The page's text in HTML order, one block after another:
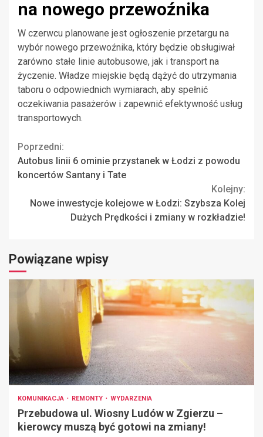
na nowego przewoźnika
W czerwcu planowane jest ogłoszenie przetargu na
wybór nowego przewoźnika, który będzie obsługiwał
zarówno stałe linie autobusowe, jak i transport na
życzenie. Władze miejskie będą dążyć do utrzymania
taboru o odpowiednich wymiarach, aby spełnić
oczekiwania pasażerów i zapewnić efektywność usług
transportowych.
Continue
Reading
Poprzedni:
Autobus linii 6 ominie przystanek w Łodzi z powodu
koncertów Santany i Tate
Kolejny:
Nowe inwestycje kolejowe w Łodzi: Szybsza Kolej
Dużych Prędkości i zmiany w rozkładzie!
Powiązane wpisy
KOMUNIKACJA REMONTY WYDARZENIA
Przebudowa ul. Wiosny Ludów w Zgierzu –
kierowcy muszą być gotowi na zmiany!